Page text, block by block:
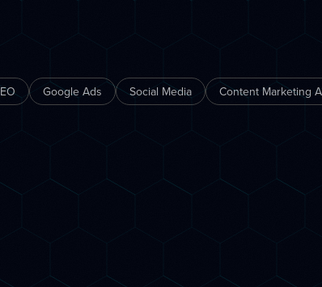
Google Ads Social Media
Content Marketing